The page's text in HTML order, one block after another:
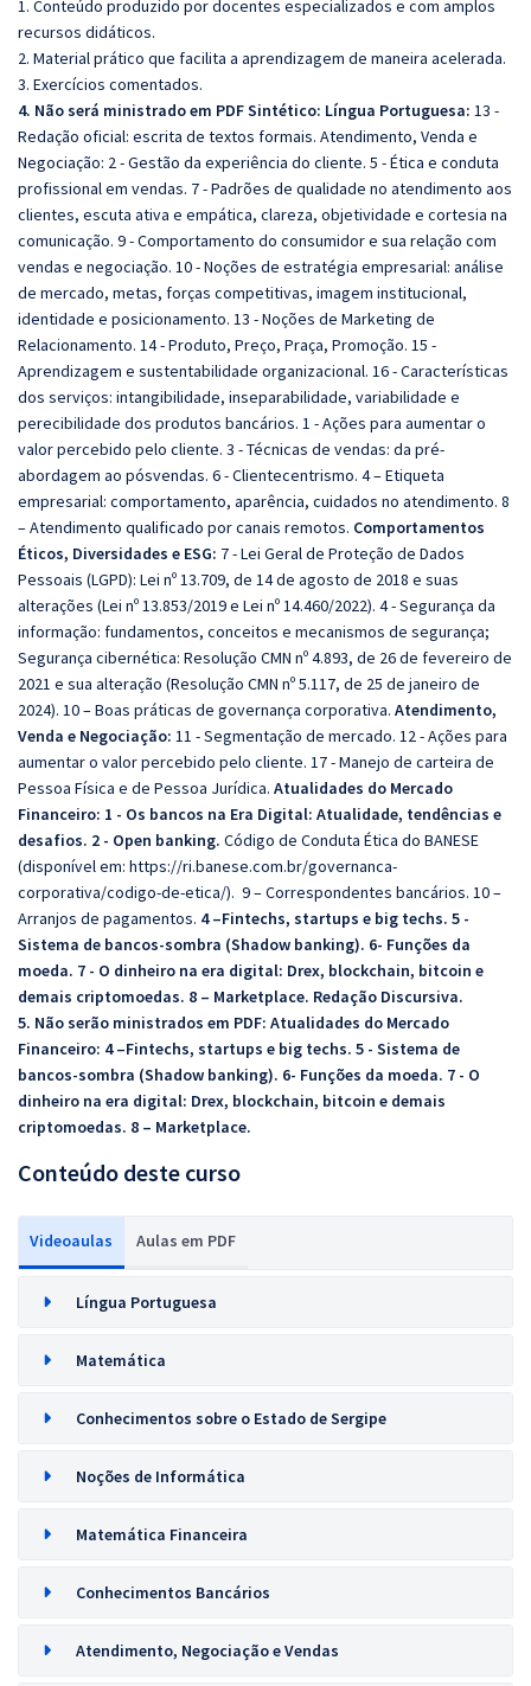
1. Conteúdo produzido por docentes especializados e com amplos
recursos didáticos.
2. Material prático que facilita a aprendizagem de maneira acelerada.
3. Exercícios comentados.
4. Não será ministrado em PDF Sintético: Língua Portuguesa: 13 -
Redação oficial: escrita de textos formais. Atendimento, Venda e
Negociação: 2 - Gestão da experiência do cliente. 5 - Ética e conduta
profissional em vendas. 7 - Padrões de qualidade no atendimento aos
clientes, escuta ativa e empática, clareza, objetividade e cortesia na
comunicação. 9 - Comportamento do consumidor e sua relação com
vendas e negociação. 10 - Noções de estratégia empresarial: análise
de mercado, metas, forças competitivas, imagem institucional,
identidade e posicionamento. 13 - Noções de Marketing de
Relacionamento. 14 - Produto, Preço, Praça, Promoção. 15 -
Aprendizagem e sustentabilidade organizacional. 16 - Características
dos serviços: intangibilidade, inseparabilidade, variabilidade e
perecibilidade dos produtos bancários. 1 - Ações para aumentar o
valor percebido pelo cliente. 3 - Técnicas de vendas: da pré-
abordagem ao pósvendas. 6 - Clientecentrismo. 4 – Etiqueta
empresarial: comportamento, aparência, cuidados no atendimento. 8
– Atendimento qualificado por canais remotos. Comportamentos
Éticos, Diversidades e ESG: 7 - Lei Geral de Proteção de Dados
Pessoais (LGPD): Lei nº 13.709, de 14 de agosto de 2018 e suas
alterações (Lei nº 13.853/2019 e Lei nº 14.460/2022). 4 - Segurança da
informação: fundamentos, conceitos e mecanismos de segurança;
Segurança cibernética: Resolução CMN nº 4.893, de 26 de fevereiro de
2021 e sua alteração (Resolução CMN nº 5.117, de 25 de janeiro de
2024). 10 – Boas práticas de governança corporativa. Atendimento,
Venda e Negociação: 11 - Segmentação de mercado. 12 - Ações para
aumentar o valor percebido pelo cliente. 17 - Manejo de carteira de
Pessoa Física e de Pessoa Jurídica. Atualidades do Mercado
Financeiro: 1 - Os bancos na Era Digital: Atualidade, tendências e
desafios. 2 - Open banking. Código de Conduta Ética do BANESE
(disponível em: https://ri.banese.com.br/governanca-
corporativa/codigo-de-etica/). 9 – Correspondentes bancários. 10 –
Arranjos de pagamentos. 4 –Fintechs, startups e big techs. 5 -
Sistema de bancos-sombra (Shadow banking). 6- Funções da
moeda. 7 - O dinheiro na era digital: Drex, blockchain, bitcoin e
demais criptomoedas. 8 – Marketplace. Redação Discursiva.
5. Não serão ministrados em PDF: Atualidades do Mercado
Financeiro: 4 –Fintechs, startups e big techs. 5 - Sistema de
bancos-sombra (Shadow banking). 6- Funções da moeda. 7 - O
dinheiro na era digital: Drex, blockchain, bitcoin e demais
criptomoedas. 8 – Marketplace.
Conteúdo deste curso
Videoaulas Aulas em PDF
Língua Portuguesa
Matemática
Conhecimentos sobre o Estado de Sergipe
Noções de Informática
Matemática Financeira
Conhecimentos Bancários
Atendimento, Negociação e Vendas